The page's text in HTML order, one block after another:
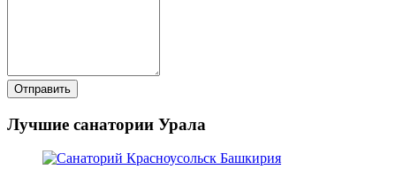
Отправить
Лучшие санатории Урала